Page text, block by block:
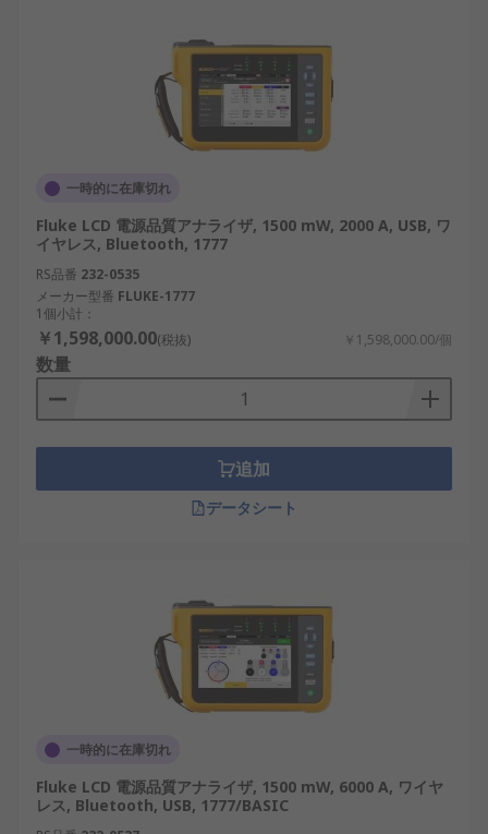
一時的に在庫切れ
Fluke LCD 電源品質アナライザ, 1500 mW, 2000 A, USB, ワ
イヤレス, Bluetooth, 1777
RS品番 232-0535
メーカー型番 FLUKE-1777
1個小計：
￥1,598,000.00(税抜) ￥1,598,000.00/個
数量
追加
データシート
一時的に在庫切れ
Fluke LCD 電源品質アナライザ, 1500 mW, 6000 A, ワイヤ
レス, Bluetooth, USB, 1777/BASIC